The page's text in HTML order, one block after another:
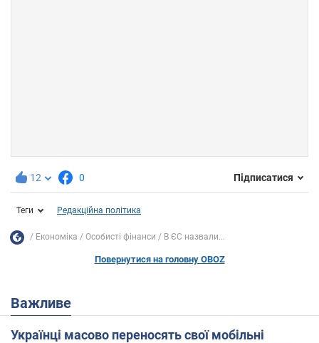
12 0 Підписатися
Теги Редакційна політика
Економіка Особисті фінанси В ЄС назвали...
Повернутися на головну OBOZ
Важливе
Українці масово переносять свої мобільні